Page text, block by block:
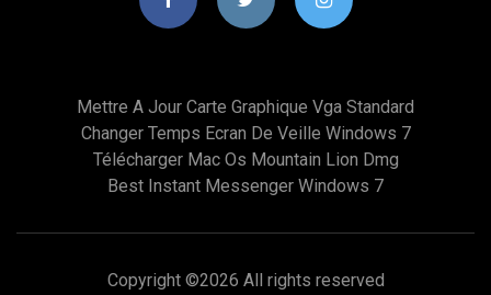
Mettre A Jour Carte Graphique Vga Standard
Changer Temps Ecran De Veille Windows 7
Télécharger Mac Os Mountain Lion Dmg
Best Instant Messenger Windows 7
Copyright ©2026 All rights reserved